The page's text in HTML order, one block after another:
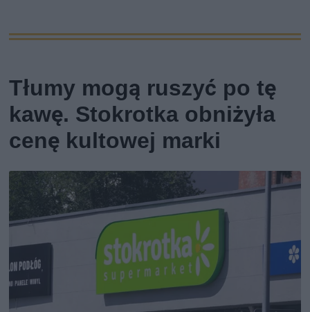
Tłumy mogą ruszyć po tę
kawę. Stokrotka obniżyła
cenę kultowej marki